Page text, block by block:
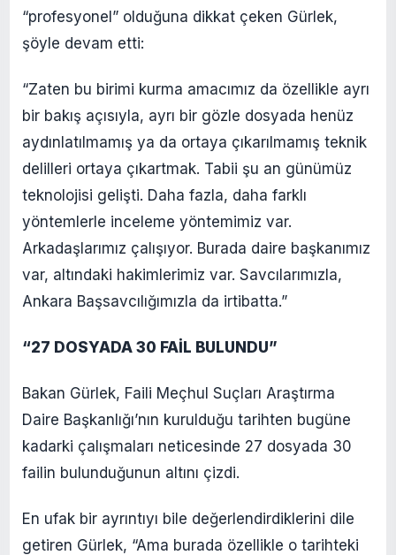
“profesyonel” olduğuna dikkat çeken Gürlek,
şöyle devam etti:
“Zaten bu birimi kurma amacımız da özellikle ayrı
bir bakış açısıyla, ayrı bir gözle dosyada henüz
aydınlatılmamış ya da ortaya çıkarılmamış teknik
delilleri ortaya çıkartmak. Tabii şu an günümüz
teknolojisi gelişti. Daha fazla, daha farklı
yöntemlerle inceleme yöntemimiz var.
Arkadaşlarımız çalışıyor. Burada daire başkanımız
var, altındaki hakimlerimiz var. Savcılarımızla,
Ankara Başsavcılığımızla da irtibatta.”
“27 DOSYADA 30 FAİL BULUNDU”
Bakan Gürlek, Faili Meçhul Suçları Araştırma
Daire Başkanlığı’nın kurulduğu tarihten bugüne
kadarki çalışmaları neticesinde 27 dosyada 30
failin bulunduğunun altını çizdi.
En ufak bir ayrıntıyı bile değerlendirdiklerini dile
getiren Gürlek, “Ama burada özellikle o tarihteki